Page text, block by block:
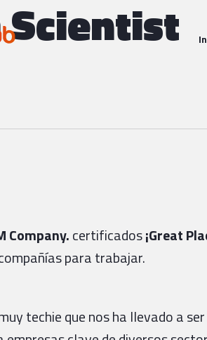
Scientist
Company.certificados¡Great
para trabajar.
techie que nos ha llevado a